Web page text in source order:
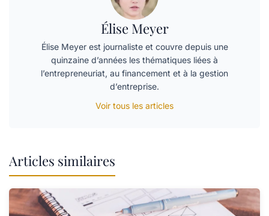
Élise Meyer
Élise Meyer est journaliste et couvre depuis une
quinzaine d’années les thématiques liées à
l’entrepreneuriat, au financement et à la gestion
d’entreprise.
Voir tous les articles
Articles similaires